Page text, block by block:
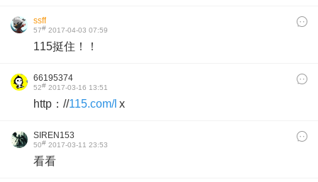
ssff
57# 2017-04-03 07:59
115挺住！！
66195374
52# 2017-03-16 13:51
http：//115.com/l x
SIREN153
50# 2017-03-11 23:53
看看